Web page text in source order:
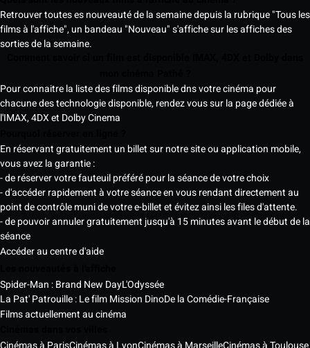
Retrouver toutes es nouveauté de la semaine depuis la rubrique "Tous les
films à l'affiche", un bandeau "Nouveau" s'affiche sur les affiches des
sorties de la semaine.
Pour connaitre la liste des films disponible dns votre cinéma pour
chacune des technologie disponible, rendez vous sur la page dédiée à
l'IMAX, 4DX et Dolby Cinema
En réservant gratuitement un billet sur notre site ou application mobile,
vous avez la garantie :
- de réserver votre fauteuil préféré pour la séance de votre choix
- d'accéder rapidement à votre séance en vous rendant directement au
point de contrôle muni de votre e-billet et évitez ainsi les files d'attente.
- de pouvoir annuler gratuitement jusqu'à 15 minutes avant le début de la
séance
Accéder au centre d'aide
Spider-Man : Brand New DayL'Odyssée
La Pat' Patrouille : Le film Mission DinoDe la Comédie-Française
Films actuellement au cinéma